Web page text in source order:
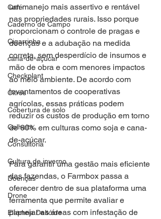
Café
Caderno de Campo
Cigarrinha
cana-de-açúcar
Checkplant
Citros
Cobertura de solo
Colheita
Consultoria
Cultura de inverno
Doenças
Drone
Elaphria Deltóide
um manejo mais assertivo e rentável
nas propriedades rurais. Isso porque
proporcionam o controle de pragas e
doenças e a adubação na medida
correta, sem desperdício de insumos e
mão de obra e com menores impactos
ao meio ambiente. De acordo com
levantamentos de cooperativas
agrícolas, essas práticas podem
reduzir os custos de produção em torno
de 60% em culturas como soja e cana-
de-açúcar.
Para garantir uma gestão mais eficiente
das fazendas, o Farmbox passa a
oferecer dentro de sua plataforma uma
ferramenta que permite avaliar e
planejar as áreas com infestação de